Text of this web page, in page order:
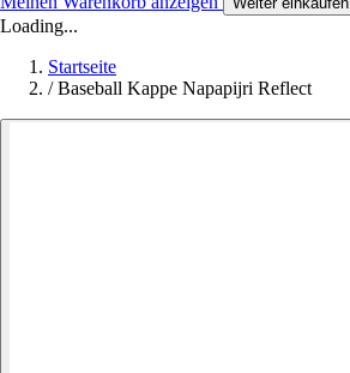
Loading...
Startseite
/ Baseball Kappe Napapijri Reflect